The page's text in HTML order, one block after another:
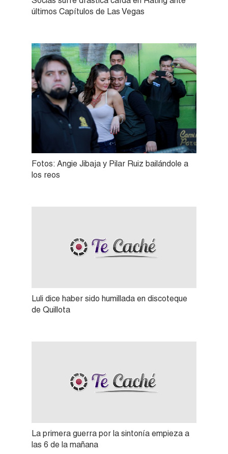
últimos Capítulos de Las Vegas
Fotos: Angie Jibaja y Pilar Ruiz bailándole a
los reos
Luli dice haber sido humillada en discoteque
de Quillota
La primera guerra por la sintonía empieza a
las 6 de la mañana